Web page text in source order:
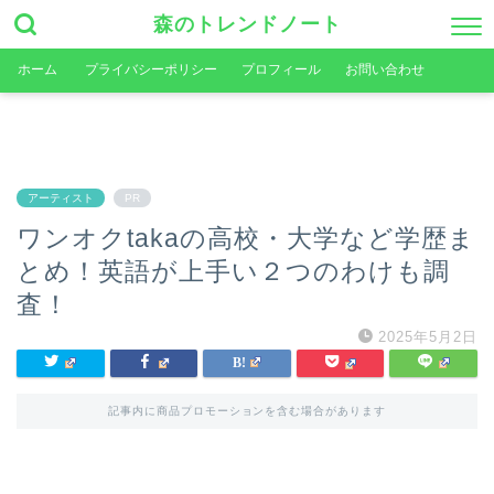
森のトレンドノート
ホーム プライバシーポリシー プロフィール お問い合わせ
アーティスト PR
ワンオクtakaの高校・大学など学歴ま
とめ！英語が上手い２つのわけも調
査！
2025年5月2日
記事内に商品プロモーションを含む場合があります